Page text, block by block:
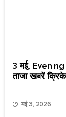
3 मई,
ताजा खबरें
मई 3, 2026